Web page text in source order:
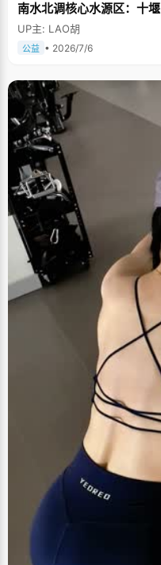
南水北调核心水源区：十堰
UP主: LAO胡
公益 • 2026/7/6